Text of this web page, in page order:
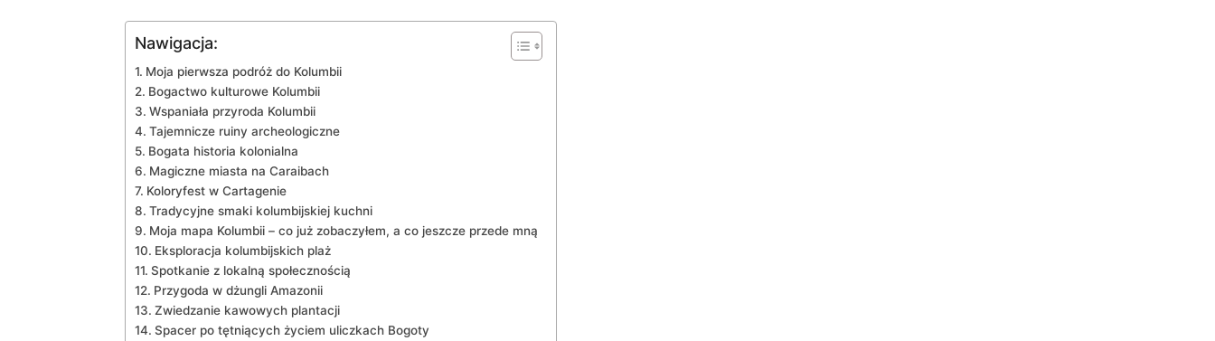
Nawigacja:
Moja pierwsza ⁤podróż⁢ do‍ Kolumbii
Bogactwo ⁤kulturowe Kolumbii
Wspaniała ‍przyroda Kolumbii
Tajemnicze ruiny archeologiczne
Bogata historia kolonialna
Magiczne miasta na ⁢Caraibach
Koloryfest ⁢w ‍Cartagenie
Tradycyjne smaki kolumbijskiej kuchni
Moja mapa Kolumbii –​ co już zobaczyłem,⁢ a co ⁣jeszcze ⁢przede mną
Eksploracja kolumbijskich⁣ plaż
Spotkanie z​ lokalną społecznością
Przygoda w dżungli Amazonii
Zwiedzanie ​kawowych ‌plantacji
Spacer‍ po ⁣tętniących życiem uliczkach Bogoty